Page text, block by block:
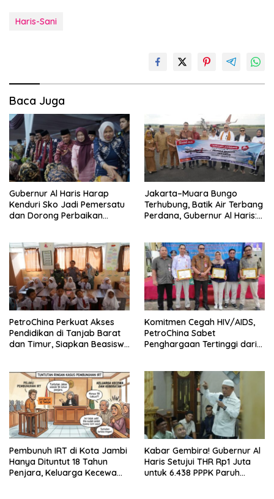
Haris-Sani
Baca Juga
Gubernur Al Haris Harap
Kenduri Sko Jadi Pemersatu
dan Dorong Perbaikan
Jakarta–Muara Bungo
Terhubung, Batik Air Terbang
Perdana, Gubernur Al Haris:
PetroChina Perkuat Akses
Pendidikan di Tanjab Barat
dan Timur, Siapkan Beasiswa
Komitmen Cegah HIV/AIDS,
PetroChina Sabet
Penghargaan Tertinggi dari
Pembunuh IRT di Kota Jambi
Hanya Dituntut 18 Tahun
Penjara, Keluarga Kecewa
Kabar Gembira! Gubernur Al
Haris Setujui THR Rp1 Juta
untuk 6.438 PPPK Paruh